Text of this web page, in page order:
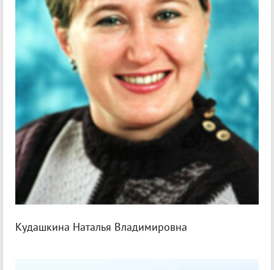
Кудашкина Наталья Владимировна